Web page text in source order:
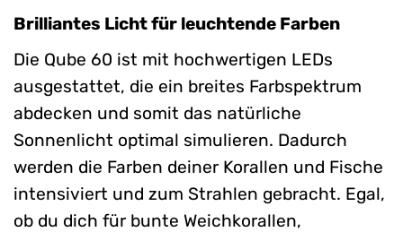
Brilliantes Licht für leuchtende Farben
Die Qube 60 ist mit hochwertigen LEDs
ausgestattet, die ein breites Farbspektrum
abdecken und somit das natürliche
Sonnenlicht optimal simulieren. Dadurch
werden die Farben deiner Korallen und Fische
intensiviert und zum Strahlen gebracht. Egal,
ob du dich für bunte Weichkorallen,